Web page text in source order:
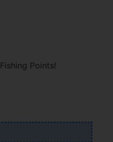
Fishing Points!